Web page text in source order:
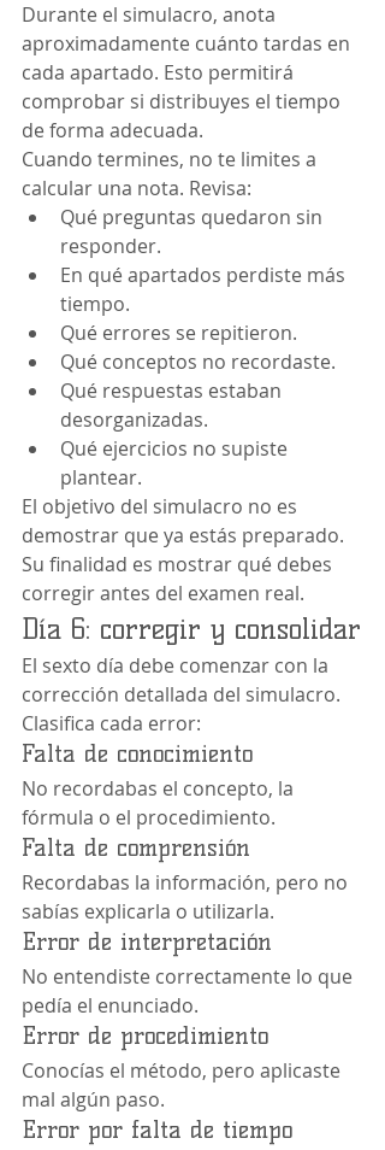
Durante el simulacro, anota
aproximadamente cuánto tardas en
cada apartado. Esto permitirá
comprobar si distribuyes el tiempo
de forma adecuada.
Cuando termines, no te limites a
calcular una nota. Revisa:
Qué preguntas quedaron sin
responder.
En qué apartados perdiste más
tiempo.
Qué errores se repitieron.
Qué conceptos no recordaste.
Qué respuestas estaban
desorganizadas.
Qué ejercicios no supiste
plantear.
El objetivo del simulacro no es
demostrar que ya estás preparado.
Su finalidad es mostrar qué debes
corregir antes del examen real.
Día 6: corregir y consolidar
El sexto día debe comenzar con la
corrección detallada del simulacro.
Clasifica cada error:
Falta de conocimiento
No recordabas el concepto, la
fórmula o el procedimiento.
Falta de comprensión
Recordabas la información, pero no
sabías explicarla o utilizarla.
Error de interpretación
No entendiste correctamente lo que
pedía el enunciado.
Error de procedimiento
Conocías el método, pero aplicaste
mal algún paso.
Error por falta de tiempo